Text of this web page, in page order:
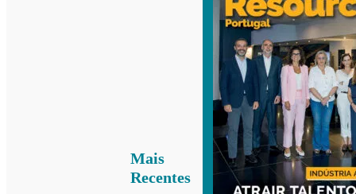
Mais
Recentes